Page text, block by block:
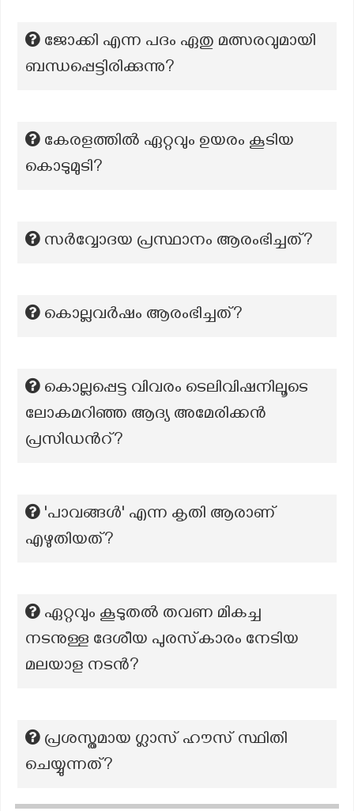
ജോക്കി എന്ന പദം ഏതു മത്സരവുമായി
ബന്ധപ്പെട്ടിരിക്കുന്നു?
കേരളത്തിൽ ഏറ്റവും ഉയരം കൂടിയ
കൊടുമുടി?
സര്‍വ്വോദയ പ്രസ്ഥാനം ആരംഭിച്ചത്?
കൊല്ലവർഷം ആരംഭിച്ചത്?
കൊല്ലപ്പെട്ട വിവരം ടെലിവിഷനിലൂടെ
ലോകമറിഞ്ഞ ആദ്യ അമേരിക്കൻ
പ്രസിഡൻറ്?
'പാവങ്ങൾ' എന്ന കൃതി ആരാണ്
എഴുതിയത്?
ഏറ്റവും കൂടുതൽ തവണ മികച്ച
നടനുള്ള ദേശീയ പുരസ്‌കാരം നേടിയ
മലയാള നടൻ?
പ്രശസ്തമായ ഗ്ലാസ് ഹൗസ് സ്ഥിതി
ചെയ്യുന്നത്?